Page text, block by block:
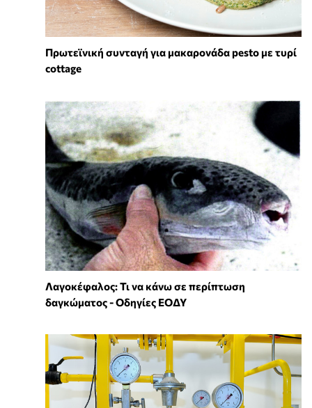
Πρωτεϊνική συνταγή για μακαρονάδα pesto με τυρί
cottage
Λαγοκέφαλος: Τι να κάνω σε περίπτωση
δαγκώματος - Οδηγίες ΕΟΔΥ